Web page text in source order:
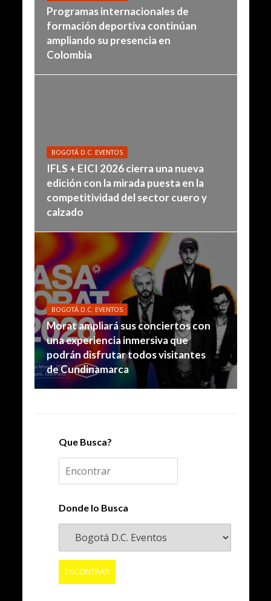
Programas internacionales de
formación deportiva continúan
ampliando su presencia en
Colombia
BOGOTÁ D.C. EVENTOS
IFLS + EICI 2026 cierra una nueva
edición con la mirada puesta en la
competitividad del sector cuero y
calzado
BOGOTÁ D.C. EVENTOS
Morat ampliará sus conciertos con
una experiencia inmersiva que
podrán disfrutar todos visitantes
de Cundinamarca
Que Busca?
Donde lo Busca